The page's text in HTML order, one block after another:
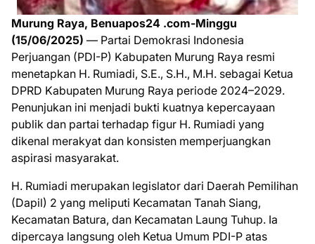
Murung Raya, Benuapos24 .com-Minggu
(15/06/2025) — Partai Demokrasi Indonesia
Perjuangan (PDI-P) Kabupaten Murung Raya resmi
menetapkan H. Rumiadi, S.E., S.H., M.H. sebagai Ketua
DPRD Kabupaten Murung Raya periode 2024–2029.
Penunjukan ini menjadi bukti kuatnya kepercayaan
publik dan partai terhadap figur H. Rumiadi yang
dikenal merakyat dan konsisten memperjuangkan
aspirasi masyarakat.
H. Rumiadi merupakan legislator dari Daerah Pemilihan
(Dapil) 2 yang meliputi Kecamatan Tanah Siang,
Kecamatan Batura, dan Kecamatan Laung Tuhup. Ia
dipercaya langsung oleh Ketua Umum PDI-P atas